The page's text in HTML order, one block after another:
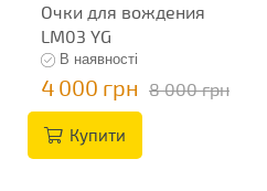
Очки для вождения
LM03 YG
В наявності
4 000 грн 8 000 грн
Купити